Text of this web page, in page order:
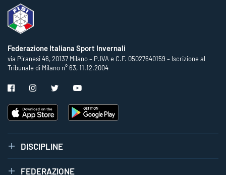
Federazione Italiana Sport Invernali
via Piranesi 46, 20137 Milano – P.IVA e C.F. 05027640159 – Iscrizione al
Tribunale di Milano n° 63, 11.12.2004
DISCIPLINE
FEDERAZIONE